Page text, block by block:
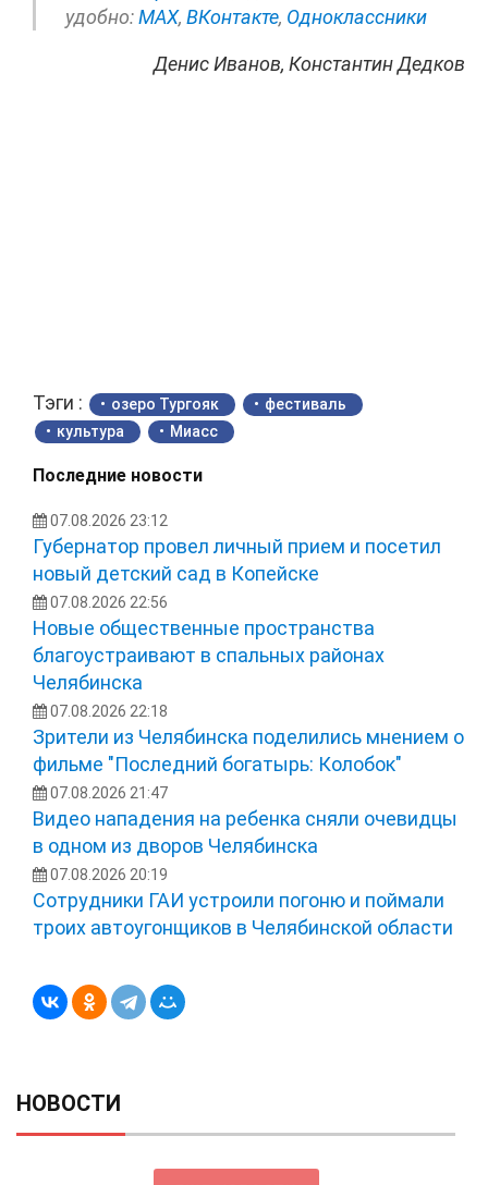
удобно:МАХ, ВКонтакте, Одноклассники
Денис Иванов, Константин Дедков
Тэги : озеро Тургояк
фестиваль
культура
Миасс
Последние новости
07.08.2026 23:12
Губернатор провел личный прием и посетил
новый детский сад в Копейске
07.08.2026 22:56
Новые общественные пространства
благоустраивают в спальных районах
Челябинска
07.08.2026 22:18
Зрители из Челябинска поделились мнением о
фильме "Последний богатырь: Колобок"
07.08.2026 21:47
Видео нападения на ребенка сняли очевидцы
в одном из дворов Челябинска
07.08.2026 20:19
Сотрудники ГАИ устроили погоню и поймали
троих автоугонщиков в Челябинской области
НОВОСТИ